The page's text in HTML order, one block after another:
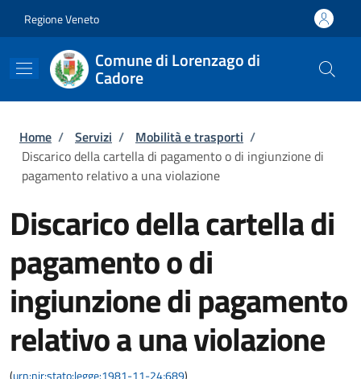
Regione Veneto
Comune di Lorenzago di
Cadore
Briciole di pane
Home / Servizi / Mobilità e trasporti /
Discarico della cartella di pagamento o di ingiunzione di
pagamento relativo a una violazione
Discarico della cartella di
pagamento o di
ingiunzione di pagamento
relativo a una violazione
(urn:nir:stato:legge:1981-11-24;689)